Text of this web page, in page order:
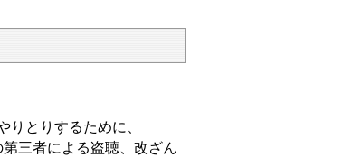
とりするために、
三者による盗聴、改ざん